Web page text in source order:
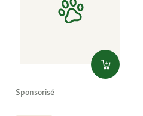
Sponsorisé